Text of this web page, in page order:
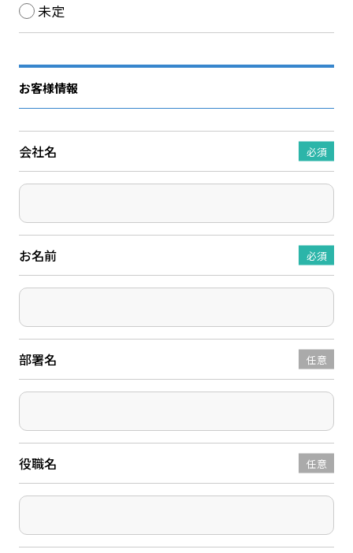
未定
お客様情報
会社名 必須
お名前 必須
部署名 任意
役職名 任意